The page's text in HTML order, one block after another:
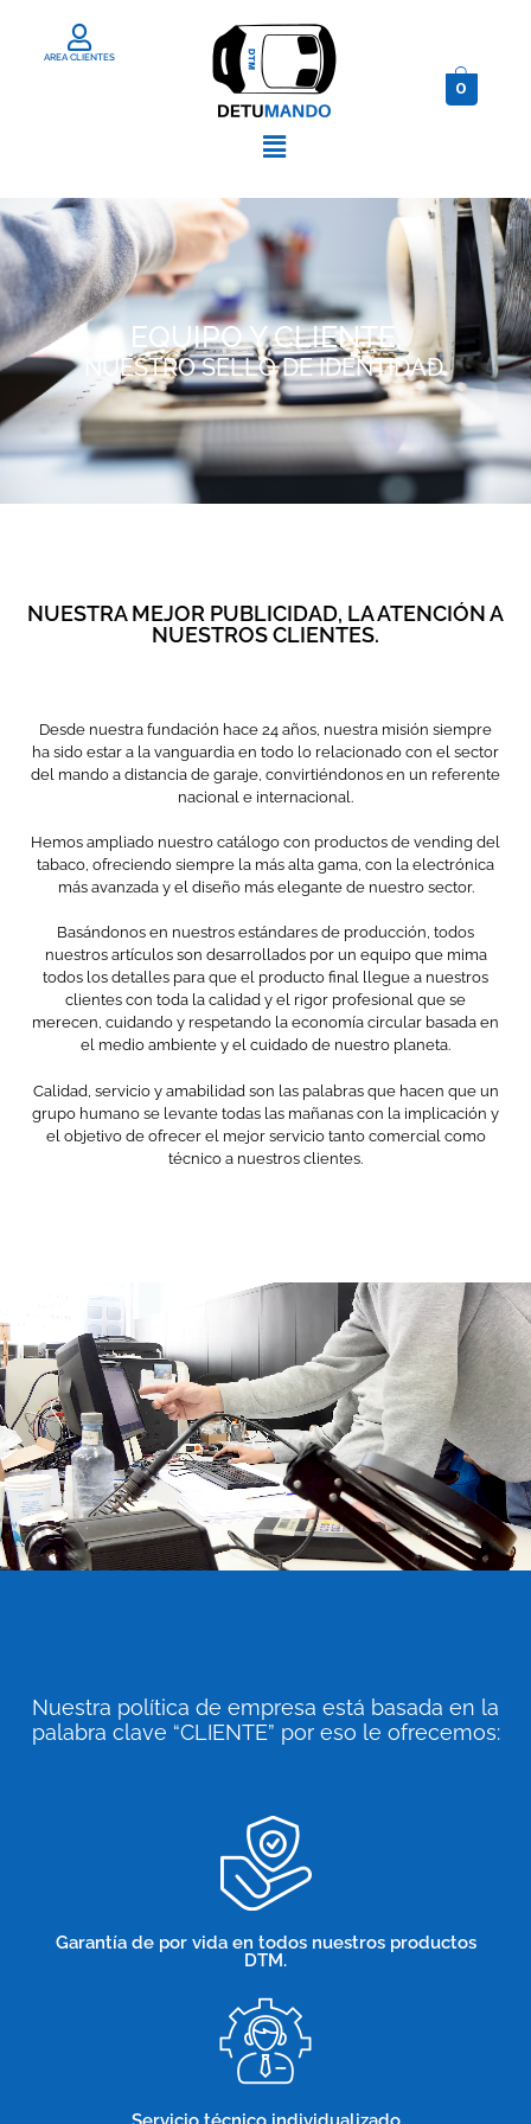
AREA CLIENTES
0
EQUIPO Y CLIENTE,
NUESTRO SELLO DE IDENTIDAD.
NUESTRA MEJOR PUBLICIDAD, LA ATENCIÓN A
NUESTROS CLIENTES.
Desde nuestra fundación hace 24 años, nuestra misión siempre
ha sido estar a la vanguardia en todo lo relacionado con el sector
del mando a distancia de garaje, convirtiéndonos en un referente
nacional e internacional.
Hemos ampliado nuestro catálogo con productos de vending del
tabaco, ofreciendo siempre la más alta gama, con la electrónica
más avanzada y el diseño más elegante de nuestro sector.
Basándonos en nuestros estándares de producción, todos
nuestros artículos son desarrollados por un equipo que mima
todos los detalles para que el producto final llegue a nuestros
clientes con toda la calidad y el rigor profesional que se
merecen, cuidando y respetando la economía circular basada en
el medio ambiente y el cuidado de nuestro planeta.
Calidad, servicio y amabilidad son las palabras que hacen que un
grupo humano se levante todas las mañanas con la implicación y
el objetivo de ofrecer el mejor servicio tanto comercial como
técnico a nuestros clientes.
Nuestra política de empresa está basada en la
palabra clave “CLIENTE” por eso le ofrecemos:
Garantía de por vida en todos nuestros productos
DTM.